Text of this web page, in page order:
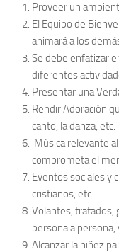
Proveer un
El Equipo de
animará a los
Se debe enfatizar
diferentes
Presentar una
Rendir Adoración
canto, la danza, etc.
Música relevante
comprometa el
Eventos sociales y
cristianos, etc.
Volantes, tratados,
persona a persona,
Alcanzar la niñez